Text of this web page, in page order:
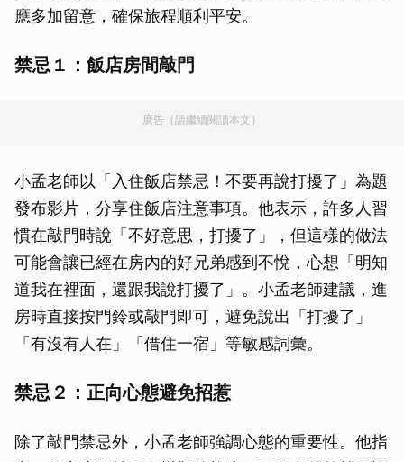
應多加留意，確保旅程順利平安。
禁忌１：飯店房間敲門
廣告（請繼續閱讀本文）
小孟老師以「入住飯店禁忌！不要再說打擾了」為題
發布影片，分享住飯店注意事項。他表示，許多人習
慣在敲門時說「不好意思，打擾了」，但這樣的做法
可能會讓已經在房內的好兄弟感到不悅，心想「明知
道我在裡面，還跟我說打擾了」。小孟老師建議，進
房時直接按門鈴或敲門即可，避免說出「打擾了」
「有沒有人在」「借住一宿」等敏感詞彙。
禁忌２：正向心態避免招惹
除了敲門禁忌外，小孟老師強調心態的重要性。他指